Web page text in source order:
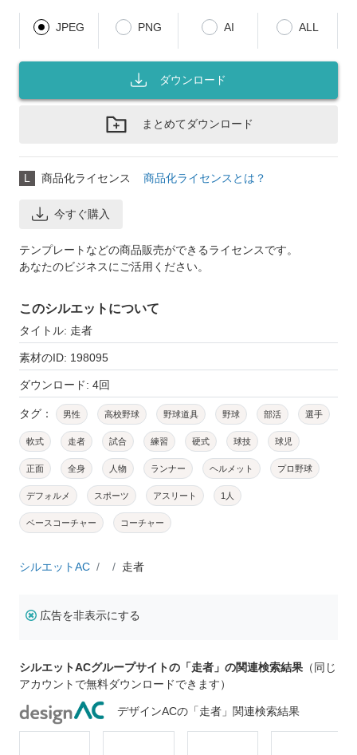
JPEG PNG AI ALL
ダウンロード
まとめてダウンロード
L 商品化ライセンス 商品化ライセンスとは？
今すぐ購入
テンプレートなどの商品販売ができるライセンスです。
あなたのビジネスにご活用ください。
このシルエットについて
タイトル: 走者
素材のID: 198095
ダウンロード: 4回
タグ： 男性 高校野球 野球道具 野球 部活 選手
軟式 走者 試合 練習 硬式 球技 球児
正面 全身 人物 ランナー ヘルメット プロ野球
デフォルメ スポーツ アスリート 1人
ベースコーチャー コーチャー
シルエットAC 走者
広告を非表示にする
シルエットACグループサイトの「走者」の関連検索結果 （同じ
アカウントで無料ダウンロードできます）
デザインACの「走者」関連検索結果